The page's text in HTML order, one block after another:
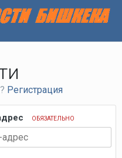
Регистрация
ОБЯЗАТЕЛЬНО